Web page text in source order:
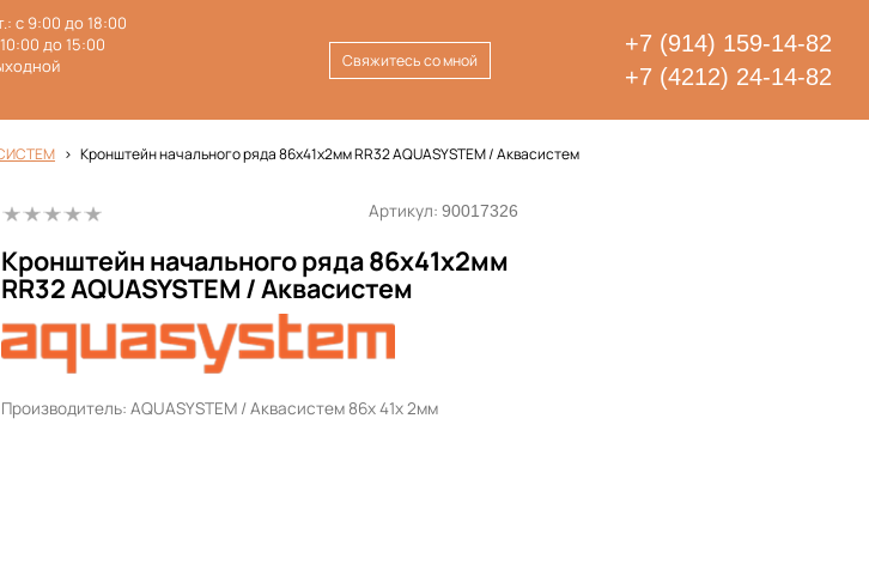
с 9:00 до 18:00
до 15:00
+7 (914) 159-14-82
+7 (4212) 24-14-82
Свяжитесь со мной
Кронштейн начального ряда 86х41х2мм RR32 AQUASYSTEM / Аквасистем
Артикул: 90017326
Кронштейн начального ряда 86х41х2мм
RR32 AQUASYSTEM / Аквасистем
Производитель: AQUASYSTEM / Аквасистем 86х 41х 2мм